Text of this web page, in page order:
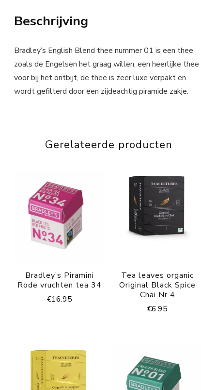
Beschrijving
Bradley’s English Blend thee nummer 01 is een thee
zoals de Engelsen het graag willen, een heerlijke thee
voor bij het ontbijt, de thee is zeer luxe verpakt en
wordt gefilterd door een zijdeachtig piramide zakje.
Gerelateerde producten
Bradley’s Piramini
Rode vruchten tea 34
€16.95
Tea leaves organic
Original Black Spice
Chai Nr 4
€6.95